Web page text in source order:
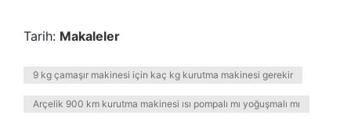
Tarih: Makaleler
9 kg çamaşır makinesi için kaç kg kurutma makinesi gerekir
Arçelik 900 km kurutma makinesi ısı pompalı mı yoğuşmalı mı